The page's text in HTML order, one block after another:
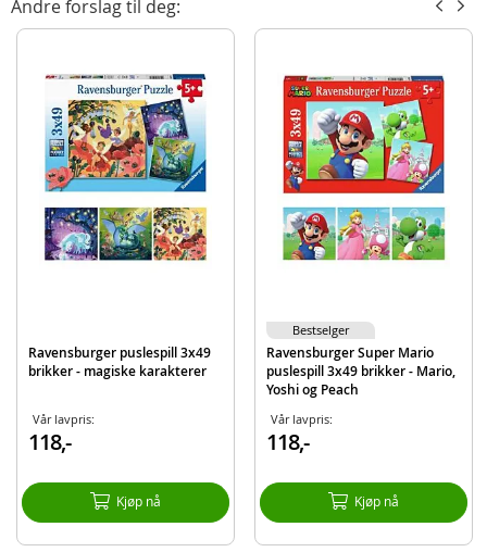
Detaljer:
Motiv: i jungel
Alder: fra 5 år
Produktdetaljer
Modell
Merke Ravensburger
Andre forslag til deg:
Ravensburger puslespill 3x49
brikker - magiske karakterer
Vår lavpris:
118,-
Kjøp nå
Ravensburger Super Mario
puslespill 3x49 brikker - Mario,
Yoshi og Peach
Vår lavpris:
118,-
Kjøp nå
Bestselger